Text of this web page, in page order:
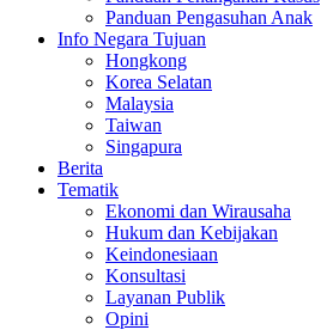
Panduan Pengasuhan Anak
Info Negara Tujuan
Hongkong
Korea Selatan
Malaysia
Taiwan
Singapura
Berita
Tematik
Ekonomi dan Wirausaha
Hukum dan Kebijakan
Keindonesiaan
Konsultasi
Layanan Publik
Opini